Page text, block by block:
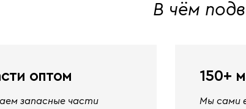
В чём
оптом
запасные части
150+
Мы сами